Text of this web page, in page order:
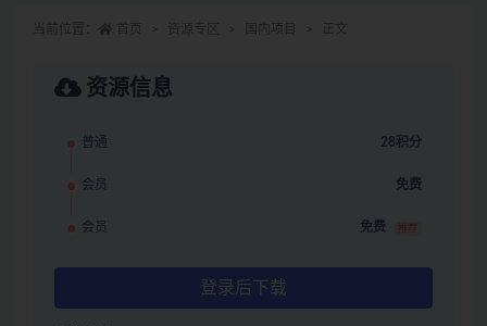
资源信息
普通 28积分
会员 免费
会员 免费 推荐
登录后下载